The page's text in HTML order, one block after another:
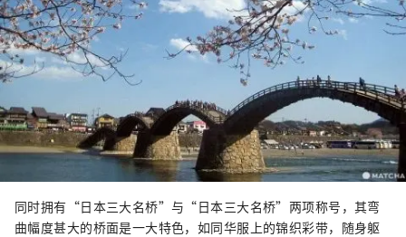
同时拥有“日本三大名桥”与“日本三大名桥”两项称号，其弯
曲幅度甚大的桥面是一大特色，如同华服上的锦织彩带，随身躯